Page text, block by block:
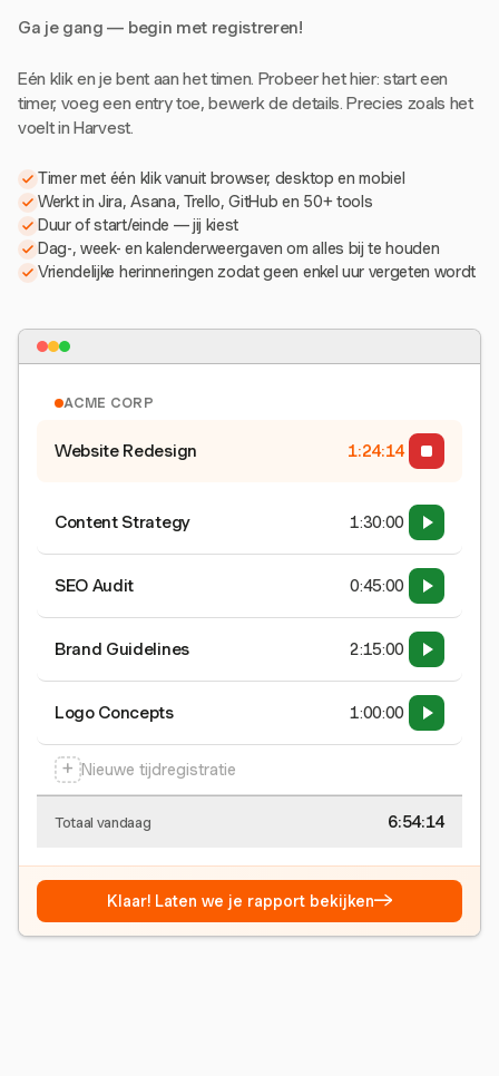
Ga je gang — begin met registreren!
Eén klik en je bent aan het timen. Probeer het hier: start een
timer, voeg een entry toe, bewerk de details. Precies zoals het
voelt in Harvest.
Timer met één klik vanuit browser, desktop en mobiel
Werkt in Jira, Asana, Trello, GitHub en 50+ tools
Duur of start/einde — jij kiest
Dag-, week- en kalenderweergaven om alles bij te houden
Vriendelijke herinneringen zodat geen enkel uur vergeten wordt
ACME CORP
Website Redesign 1:24:15
Content Strategy 1:30:00
SEO Audit 0:45:00
Brand Guidelines 2:15:00
Logo Concepts 1:00:00
+ Nieuwe tijdregistratie
Totaal vandaag 6:54:15
Klaar! Laten we je rapport bekijken→